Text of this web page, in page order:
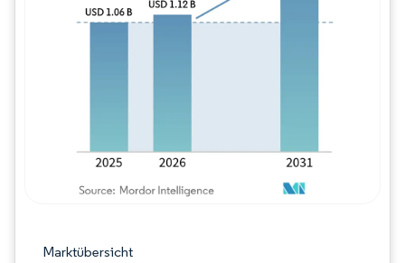
Marktübersicht